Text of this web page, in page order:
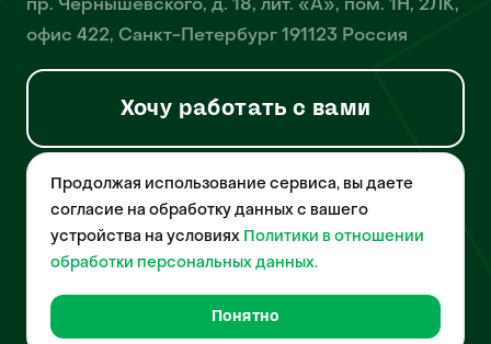
пр. Чернышевского, д. 18, лит. «А», пом. 1Н, 2ЛК,
офис 422, Санкт-Петербург 191123 Россия
Хочу работать с вами
© 2026 Pet-Yes. ООО «Биржа домашних животных «Пет-Ес»
осуществляет деятельность в области информационных
технологий, деятельность по разработке и эксплуатации
собственного программного обеспечения, деятельность
порталов в информационно-коммуникационной сети Интернет и
домашних животных», свидетельство о регистрации
№2021612018 от 10 февраля 2021 года.
Продолжая использование сервиса, вы даете
согласие на обработку данных с вашего
устройства на условиях Политики в отношении
обработки персональных данных.
Понятно